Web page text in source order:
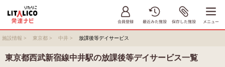
施設情報 > 東京都 > 中井 > 放課後等デイサービス
東京都西武新宿線中井駅の放課後等デイサービス一覧